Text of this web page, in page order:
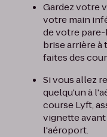
Gardez votre
votre main
de votre
brise arrière
faites des
Si vous allez
quelqu'un à
course Lyft,
vignette
l'aéroport.